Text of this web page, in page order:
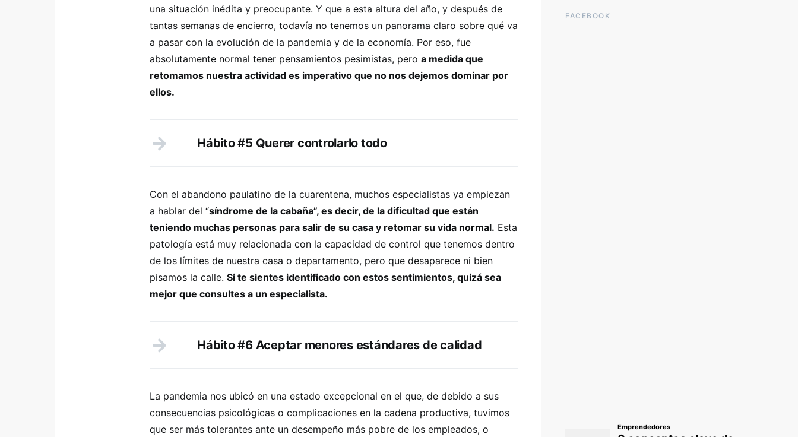
una situación inédita y preocupante. Y que a esta altura del año, y después de
tantas semanas de encierro, todavía no tenemos un panorama claro sobre qué va
a pasar con la evolución de la pandemia y de la economía. Por eso, fue
absolutamente normal tener pensamientos pesimistas, pero a medida que
retomamos nuestra actividad es imperativo que no nos dejemos dominar por
ellos.
Hábito #5 Querer controlarlo todo
Con el abandono paulatino de la cuarentena, muchos especialistas ya empiezan
a hablar del “síndrome de la cabaña”, es decir, de la dificultad que están
teniendo muchas personas para salir de su casa y retomar su vida normal. Esta
patología está muy relacionada con la capacidad de control que tenemos dentro
de los límites de nuestra casa o departamento, pero que desaparece ni bien
pisamos la calle. Si te sientes identificado con estos sentimientos, quizá sea
mejor que consultes a un especialista.
Hábito #6 Aceptar menores estándares de calidad
La pandemia nos ubicó en una estado excepcional en el que, de debido a sus
consecuencias psicológicas o complicaciones en la cadena productiva, tuvimos
que ser más tolerantes ante un desempeño más pobre de los empleados, o
FACEBOOK